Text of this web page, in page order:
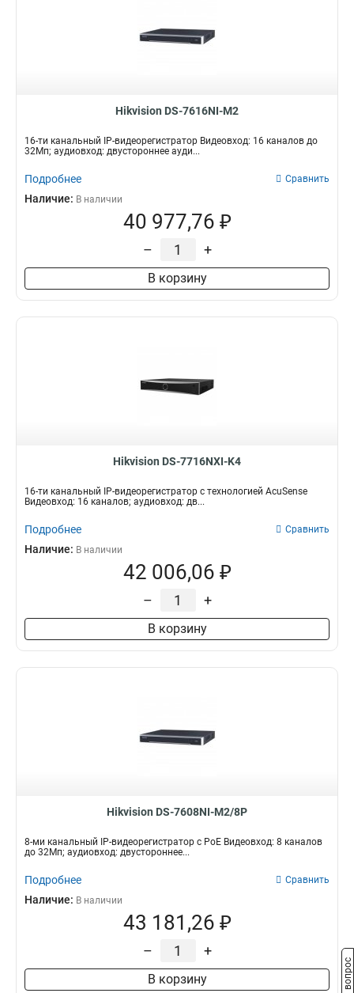
Hikvision DS-7616NI-M2
16-ти канальный IP-видеорегистратор Видеовход: 16 каналов до
32Мп; аудиовход: двустороннее ауди...
Подробнее Сравнить
Наличие: В наличии
40 977,76 ₽
– +
В корзину
Hikvision DS-7716NXI-K4
16-ти канальный IP-видеорегистратор с технологией AcuSense
Видеовход: 16 каналов; аудиовход: дв...
Подробнее Сравнить
Наличие: В наличии
42 006,06 ₽
– +
В корзину
Hikvision DS-7608NI-M2/8P
8-ми канальный IP-видеорегистратор с PoE Видеовход: 8 каналов
до 32Мп; аудиовход: двустороннее...
Подробнее Сравнить
Наличие: В наличии
43 181,26 ₽
– +
В корзину